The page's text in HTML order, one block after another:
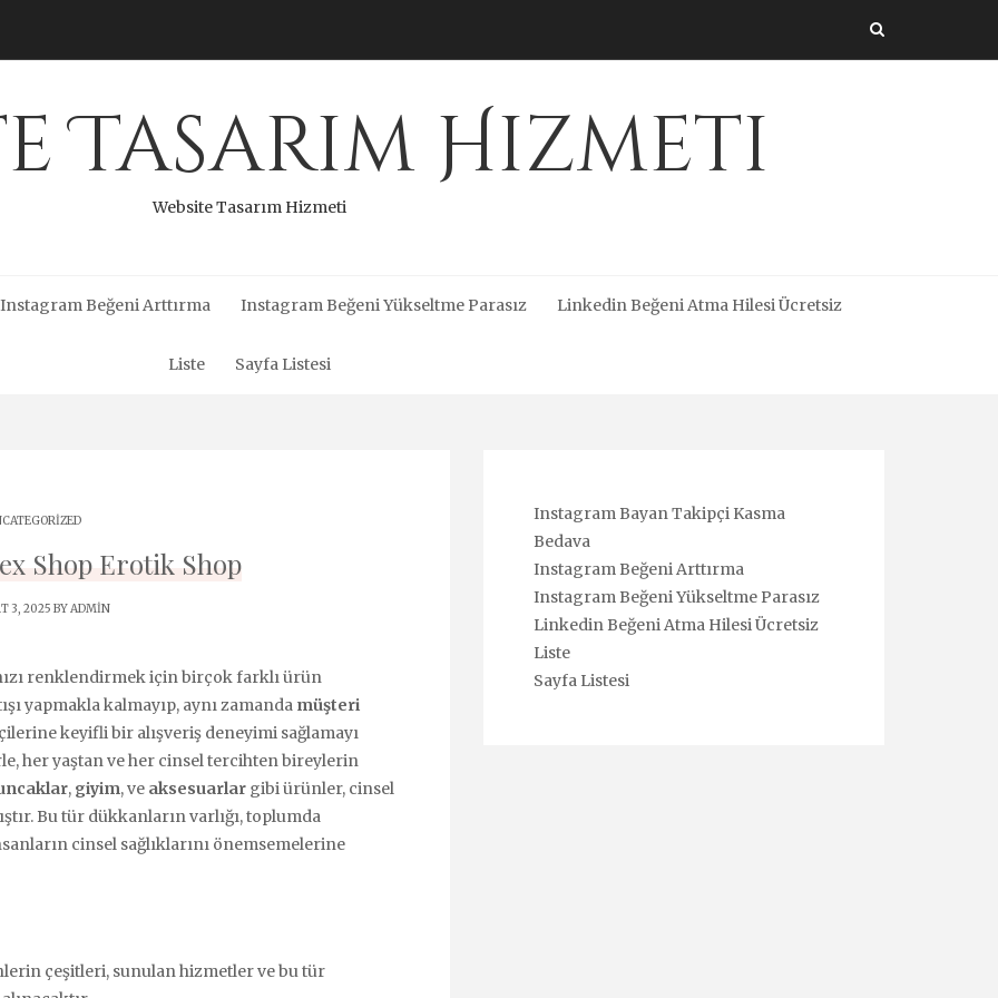
Tasarım Hizmeti
Website Tasarım Hizmeti
Instagram Beğeni Arttırma Instagram Beğeni Yükseltme Parasız Linkedin Beğeni Atma Hilesi Ücretsiz
Liste Sayfa Listesi
Shop Erotik Shop
3, 2025 BYADMIN
renklendirmek için birçok farklı ürün
yapmakla kalmayıp, aynı zamanda müşteri
keyifli bir alışveriş deneyimi sağlamayı
her yaştan ve her cinsel tercihten bireylerin
, giyim, ve aksesuarlar gibi ürünler, cinsel
Bu tür dükkanların varlığı, toplumda
cinsel sağlıklarını önemsemelerine
çeşitleri, sunulan hizmetler ve bu tür
Instagram Bayan Takipçi Kasma
Bedava
Instagram Beğeni Arttırma
Instagram Beğeni Yükseltme Parasız
Linkedin Beğeni Atma Hilesi Ücretsiz
Liste
Sayfa Listesi